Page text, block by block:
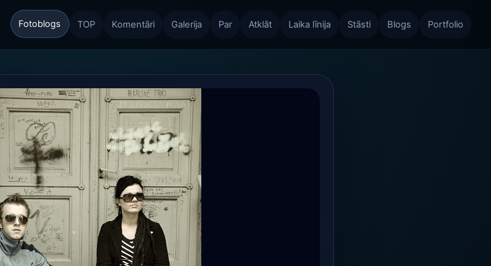
Fotoblogs TOP Komentāri Galerija Par Atklāt Laika līnija Stāsti Blogs Portfolio